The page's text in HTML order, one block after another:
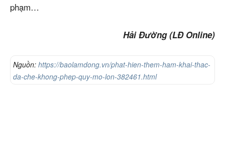
phạm…
Hải Đường (LĐ Online)
Nguồn: https://baolamdong.vn/phat-hien-them-ham-khai-thac-
da-che-khong-phep-quy-mo-lon-382461.html